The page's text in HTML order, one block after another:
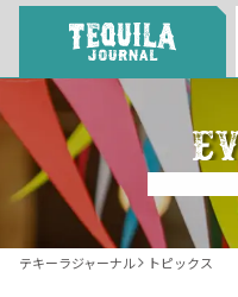
About
テキーラとは
テキーラジャーナル トピックス